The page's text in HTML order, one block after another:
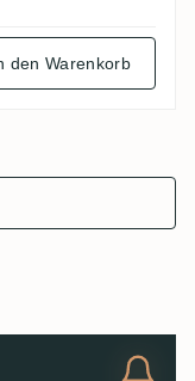
den Warenkorb